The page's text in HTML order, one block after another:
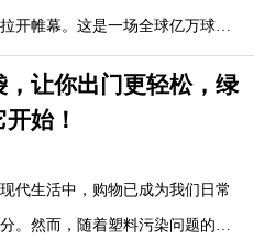
开帷幕。这是一场全球亿万球迷
是一次跨越国界的友谊与竞技的
激情与梦想的舞台上，每个角落
渴望和对足球的热爱。而在这个
款特别的购物袋——世界杯主题购
前往现场狂欢的最佳伴侣。
，让你出门更轻松，绿
始！
生活中，购物已成为我们日常
。然而，随着塑料污染问题的日